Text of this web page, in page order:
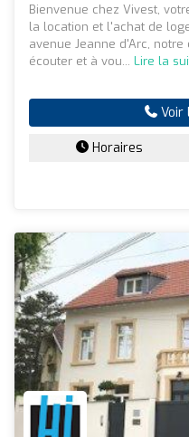
Bienvenue chez Vivest,
la location et l'achat de
avenue Jeanne d'Arc,
écouter et à vou... Lire la
Voir
Horaires